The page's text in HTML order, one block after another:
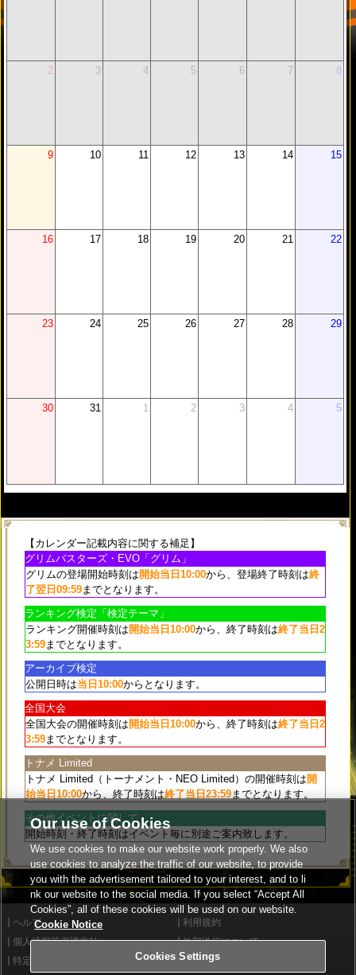
1）eAMUSEMENT購買部での「BGMチケット」の販売再開
2018年4月24日（火） 15:00予定
※「クイズマジックアカデミー MAXIVCORD」へのアップデー
ト状況によって、公開時間が前後する可能性がございます。ご
2018/04/12
ィ」04/13（金）10:00より出現！
トーナメント・NEO Limited「生物」4/12（木）より
開始！
2018/04/05
クイズマジックアカデミー次回作「クイズマジックア
カデミーMAXIVCORD」04/06（金）～04/08（日）ロ
ケテスト開催！
04/03（火）～04/05（木）サンダースの誕生日記念キ
ャンペーン開催！
2018/04/02
3/28（水）の超放送部内告知についての訂正
2018/03/30
3/28（水）のQMA超放送部内でのサンダース誕生日キャンペー
ン告知のスタンプ報酬について
誤りがございましたので 以下の通り訂正いたします。
誤： めでたいッ！(サンダース)
正： 礼を言おう(サンダース)
2 3 4 5 6 7 8
9 10 11 12 13 14 15
16 17 18 19 20 21 22
23 24 25 26 27 28 29
30 31 1 2 3 4 5
【カレンダー記載内容に関する補足】
グリムバスターズ・EVO「グリム」
グリムの登場開始時刻は 開始当日10:00から、登場終了時刻は終
了翌日09:59までとなります。
ランキング検定「検定テーマ」
ランキング開催時刻は 開始当日10:00から、終了時刻は終了当日2
3:59までとなります。
アーカイブ検定
公開日時は当日10:00からとなります。
全国大会
全国大会の開催時刻は 開始当日10:00から、終了時刻は終了当日2
3:59までとなります。
トナメ Limited
トナメ Limited（トーナメント・NEO Limited）の開催時刻は 開
始当日10:00から、終了時刻は終了当日23:59までとなります。
その他イベントに関して
開始時刻・終了時刻はイベント毎に別途ご案内致します。
ヘルプ
利用規約
個人情報等保護方針
外部送信について
特定商取引法に基づく表示
サイトポリシー
Our use of Cookies
We use cookies to make our website work properly. We also
use cookies to analyze the traffic of our website, to provide
you with the advertisement tailored to your interest, and to li
nk our website to the social media. If you select “Accept All
Cookies”, all of these cookies will be used on our website.
Cookie Notice
Cookies Settings